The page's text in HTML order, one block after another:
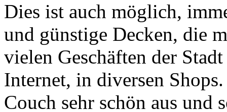
Dies ist auch möglich,
und günstige Decken, die
vielen Geschäften der
Internet, in diversen
Couch sehr schön aus und